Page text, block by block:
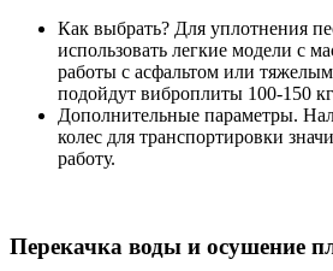
Как выбрать? Для уплотнения
использовать легкие модели с
работы с асфальтом или
подойдут виброплиты 100-150
Дополнительные параметры.
колес для транспортировки
работу.
Перекачка воды и осушение